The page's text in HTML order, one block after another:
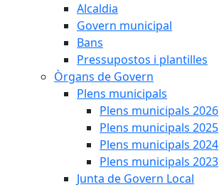
Alcaldia
Govern municipal
Bans
Pressupostos i plantilles
Òrgans de Govern
Plens municipals
Plens municipals 2026
Plens municipals 2025
Plens municipals 2024
Plens municipals 2023
Junta de Govern Local